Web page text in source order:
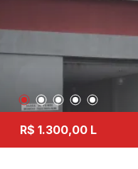
R$ 1.300,00 L